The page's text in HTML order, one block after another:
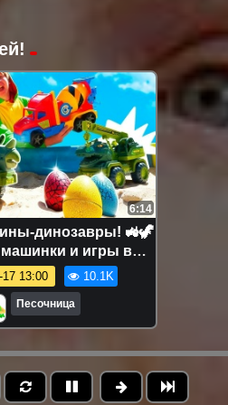
6:14
динозавры! 🚜🦖
и игры в
для детей
17 13:00 10.1K
Песочница